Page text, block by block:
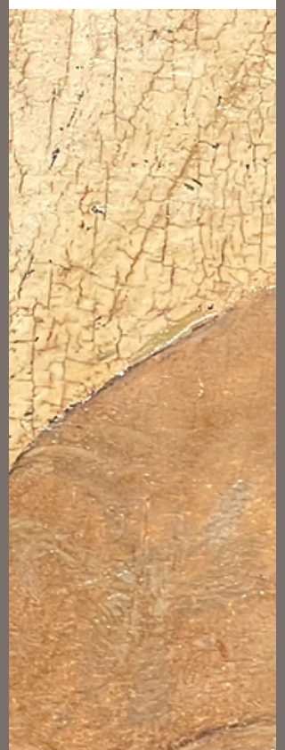
aux XVe et XVIe siècles, nous vous offrons
une plongée au cœur de l'ancien duché de
Bourbon, l'une des plus puissantes
principautés en France à la fin du Moyen
Âge et du début de la Renaissance.
Accompagnés par Daniele Rivoletti
(Maître de conférences à l'Université
Clermont Auvergne), découvrez
comment les ducs et duchesses, avec en
tête la célèbre Anne de Fr